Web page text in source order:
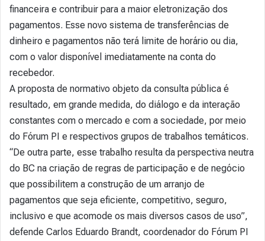
financeira e contribuir para a maior eletronização dos
pagamentos. Esse novo sistema de transferências de
dinheiro e pagamentos não terá limite de horário ou dia,
com o valor disponível imediatamente na conta do
recebedor.
A proposta de normativo objeto da consulta pública é
resultado, em grande medida, do diálogo e da interação
constantes com o mercado e com a sociedade, por meio
do Fórum PI e respectivos grupos de trabalhos temáticos.
“De outra parte, esse trabalho resulta da perspectiva neutra
do BC na criação de regras de participação e de negócio
que possibilitem a construção de um arranjo de
pagamentos que seja eficiente, competitivo, seguro,
inclusivo e que acomode os mais diversos casos de uso”,
defende Carlos Eduardo Brandt, coordenador do Fórum PI